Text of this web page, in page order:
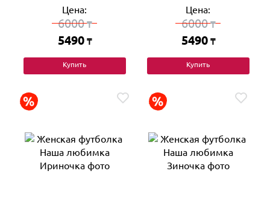
Цена:
6000₸
5490 ₸
Купить
Цена:
6000₸
5490 ₸
Купить